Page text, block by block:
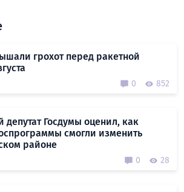
грохот перед ракетной
0 852
депутат Госдумы оценил, как
смогли изменить
районе
0 28